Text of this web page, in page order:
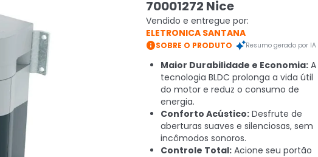
70001272 Nice
Vendido e entregue por:
ELETRONICA SANTANA
SOBRE O PRODUTO Resumo gerado por IA
Maior Durabilidade e Economia: A
tecnologia BLDC prolonga a vida útil
do motor e reduz o consumo de
energia.
Conforto Acústico: Desfrute de
aberturas suaves e silenciosas, sem
incômodos sonoros.
Controle Total: Acione seu portão